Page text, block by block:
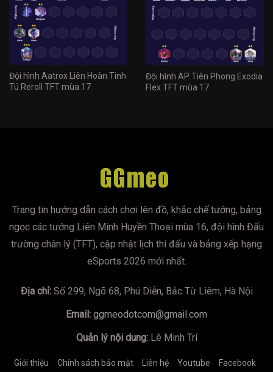
Đội hình Aatrox Liên Hoàn Tinh
Tú Reroll TFT mùa 17
Đội hình AP Tiên Phong Exodia
Flex TFT mùa 17
Trang tin hướng dẫn cách chơi lên đồ, khắc chế tướng, bảng
ngọc các tướng Liên Minh Huyền Thoại mùa 16, đội hình Đấu
trường chân lý (TFT), cập nhật lịch thi đấu và bảng xếp hạng
eSports 2026 mới nhất.
Địa chỉ:Số 299, Ngõ 68, Phú Diễn, Bắc Từ Liêm, Hà Nội
Email: ggmeodotcom@gmail.com
Quản lý nội dung:Lê Minh Trí
Giới thiệu Chính sách bảo mật Liên hệ Youtube Facebook